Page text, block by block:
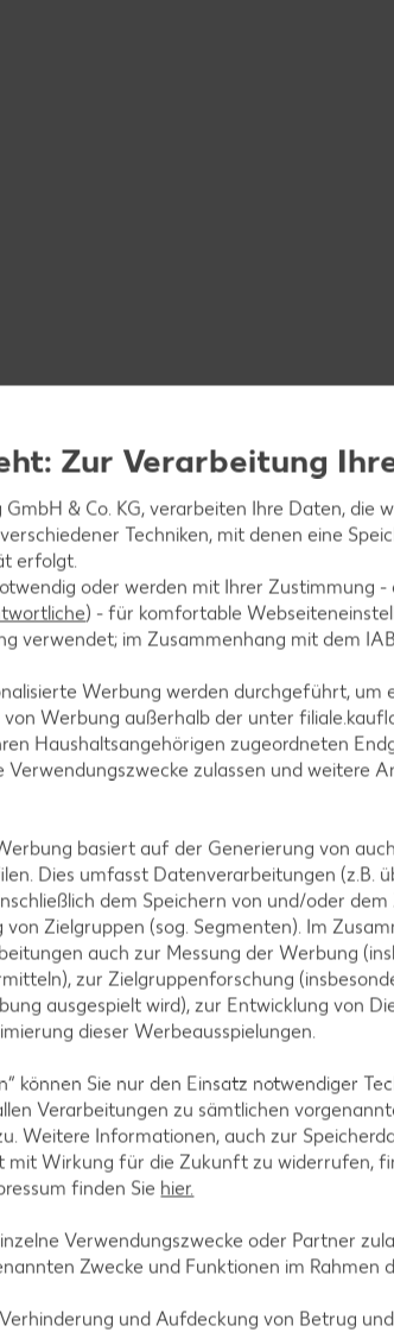
Öl erhitzen und das Filet für 2
doppelt gefaltete Alufolie geben,
10 bis 15 Minuten ruhen lassen.
garen, dann abgießen, kalt
und unter Rühren 4 bis 5
Zur Verarbeitung
& Co. KG, verarbeiten Ihre Daten, die
Techniken, mit denen eine
erfolgt.
oder werden mit Ihrer Zustimmung -
) - für komfortable
verwendet; im Zusammenhang mit dem
Werbung werden durchgeführt, um
Werbung außerhalb der unter
Haushaltsangehörigen zugeordneten
Verwendungszwecke zulassen und weitere
basiert auf der Generierung von
Dies umfasst Datenverarbeitungen (z.B.
dem Speichern von und/oder
Zielgruppen (sog. Segmenten). Im
auch zur Messung der Werbung
zur Zielgruppenforschung
ausgespielt wird), zur Entwicklung von
dieser Werbeausspielungen.
können Sie nur den Einsatz notwendiger
Verarbeitungen zu sämtlichen
Weitere Informationen, auch zur
mit Wirkung für die Zukunft zu widerrufen,
finden Sie hier.
Verwendungszwecke oder Partner
Zwecke und Funktionen im Rahmen
und Aufdeckung von Betrug